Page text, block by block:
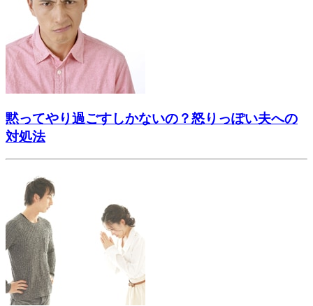
黙ってやり過ごすしかないの？怒りっぽい夫への
対処法